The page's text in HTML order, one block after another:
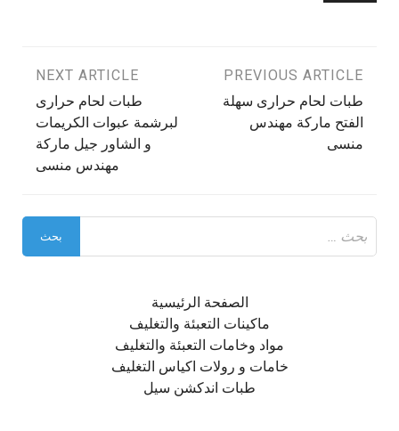
تصفّح
المقالات
PREVIOUS ARTICLE
طبات لحام حرارى سهلة
الفتح ماركة مهندس
منسى
NEXT ARTICLE
طبات لحام حرارى
لبرشمة عبوات الكريمات
و الشاور جيل ماركة
مهندس منسى
عن:
الصفحة الرئيسية
ماكينات التعبئة والتغليف
مواد وخامات التعبئة والتغليف
خامات و رولات اكياس التغليف
طبات اندكشن سيل